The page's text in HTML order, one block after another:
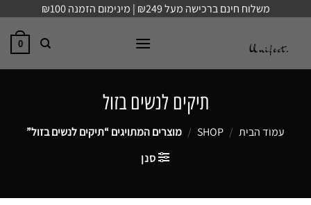
content
משלוח חינם ברכישה מעל ₪249 | מינימום הזמנה ₪100
0
תיקים לנשים בזול
עמוד הבית /
SHOP
/ מוצרים המתויגים “תיקים לנשים בזול”
סנן